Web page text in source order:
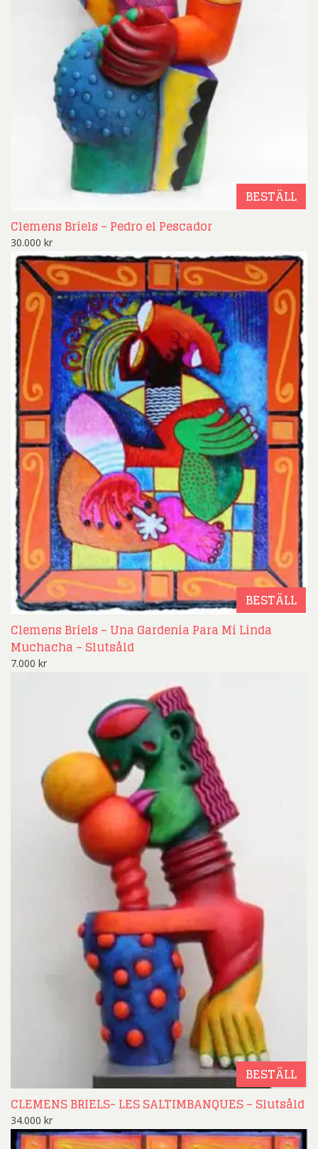
BESTÄLL
Clemens Briels – Pedro el Pescador
30.000 kr
BESTÄLL
Clemens Briels – Una Gardenia Para Mi Linda
Muchacha – Slutsåld
7.000 kr
BESTÄLL
CLEMENS BRIELS- LES SALTIMBANQUES – Slutsåld
34.000 kr